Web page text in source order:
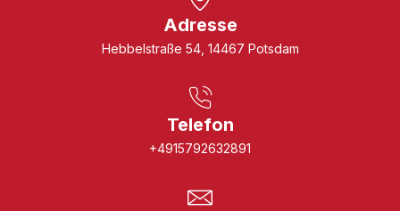
Adresse
Hebbelstraße 54, 14467 Potsdam
Telefon
+4915792632891